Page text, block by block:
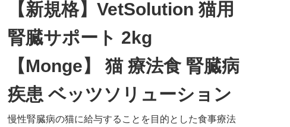
【新規格】VetSolution 猫用
腎臓サポート 2kg
【Monge】 猫 療法食 腎臓病
疾患 ベッツソリューション
慢性腎臓病の猫に給与することを目的とした食事療法